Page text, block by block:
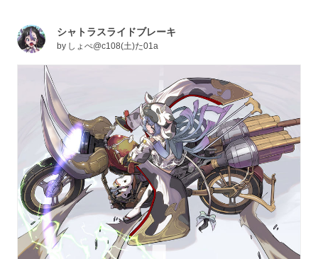
シャトラスライドブレーキ
by しょぺ@c108(土)た01a